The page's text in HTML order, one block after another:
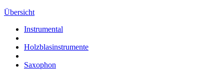
Übersicht
Instrumental
Holzblasinstrumente
Saxophon